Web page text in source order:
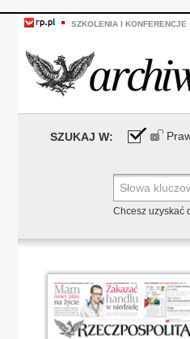
SZKOLENIA I KONFERENCJE
SZUKAJ W:
Chcesz uzyskać